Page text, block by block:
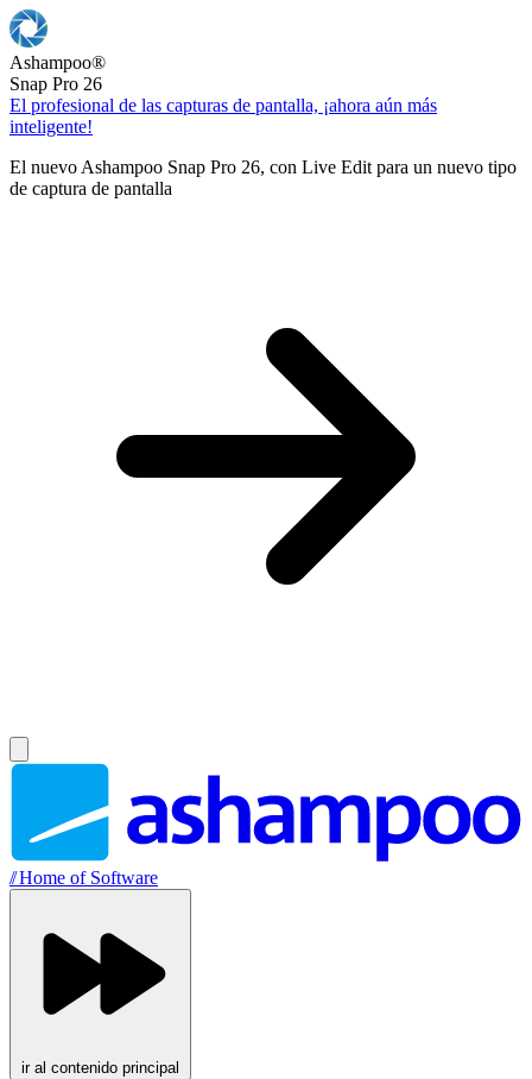
Ashampoo®
Snap Pro 26
El profesional de las capturas de pantalla, ¡ahora aún más
inteligente!
El nuevo Ashampoo Snap Pro 26, con Live Edit para un nuevo tipo
de captura de pantalla
//Home of Software
ir al contenido principal